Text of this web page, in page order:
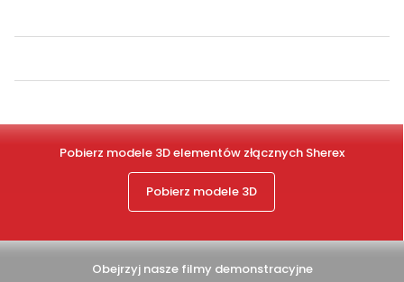
Pobierz modele 3D elementów złącznych Sherex
Pobierz modele 3D
Obejrzyj nasze filmy demonstracyjne